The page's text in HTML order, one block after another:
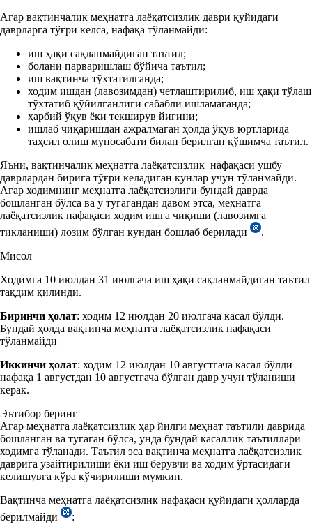
Агар вақтинчалик меҳнатга лаёқатсизлик даври қуйидаги
даврларга тўғри келса, нафақа тўланмайди:
иш ҳақи сақланмайдиган таътил;
болани парваришлаш бўйича таътил;
иш вақтинча тўхтатилганда;
ходим ишдан (лавозимдан) четлаштирилиб, иш ҳақи тўлаш
тўхтатиб қўйилганлиги сабабли ишламаганда;
ҳарбий ўқув ёки текширув йиғини;
ишлаб чиқаришдан ажралмаган ҳолда ўқув юртларида
таҳсил олиш муносабати билан берилган қўшимча таътил.
Яъни, вақтинчалик меҳнатга лаёқатсизлик нафақаси ушбу
даврлардан бирига тўғри келадиган кунлар учун тўланмайди.
Агар ходимнинг меҳнатга лаёқатсизлиги бундай даврда
бошланган бўлса ва у тугагандан давом этса, меҳнатга
лаёқатсизлик нафақаси ходим ишга чиқиши (лавозимга
тикланиши) лозим бўлган кундан бошлаб берилади
.
Мисол
Ходимга 10 июлдан 31 июлгача иш ҳақи сақланмайдиган таътил
тақдим қилинди.
Биринчи ҳолат: ходим 12 июлдан 20 июлгача касал бўлди.
Бундай ҳолда вақтинча меҳнатга лаёқатсизлик нафақаси
тўланмайди
Иккинчи ҳолат: ходим 12 июлдан 10 августгача касал бўлди –
нафақа 1 августдан 10 августгача бўлган давр учун тўланиши
керак.
Эътибор беринг
Агар меҳнатга лаёқатсизлик ҳар йилги меҳнат таътили даврида
бошланган ва тугаган бўлса, унда бундай касаллик таътиллари
ходимга тўланади. Таътил эса вақтинча меҳнатга лаёқатсизлик
даврига узайтирилиши ёки иш берувчи ва ходим ўртасидаги
келишувга кўра кўчирилиши мумкин.
Вақтинча меҳнатга лаёқатсизлик нафақаси қуйидаги ҳолларда
берилмайди
: